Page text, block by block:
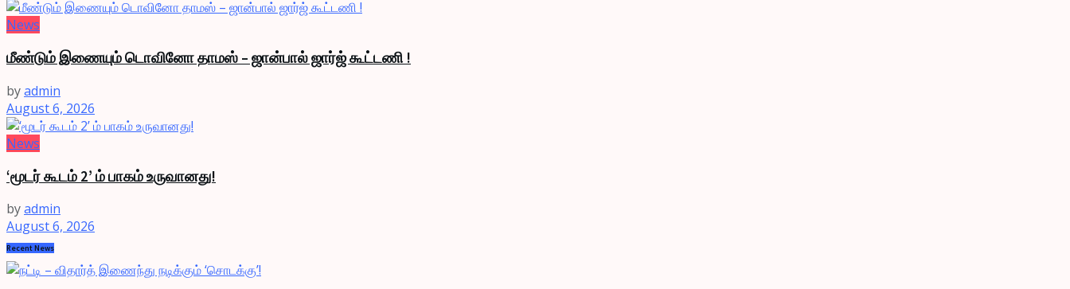
News
மீண்டும் இணையும் டொவினோ தாமஸ் – ஜான்பால் ஜார்ஜ் கூட்டணி !
byadmin
August 6, 2026
News
‘மூடர் கூடம் 2’ ம் பாகம் உருவானது!
byadmin
August 6, 2026
Recent News